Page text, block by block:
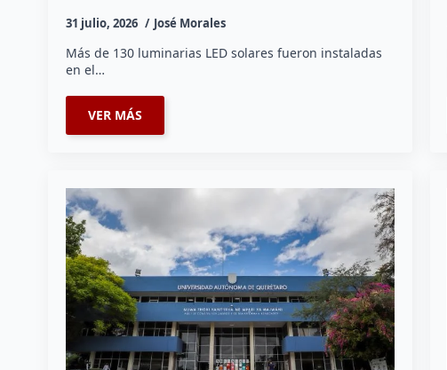
31 julio, 2026 José Morales
Más de 130 luminarias LED solares fueron instaladas
en el…
VER MÁS